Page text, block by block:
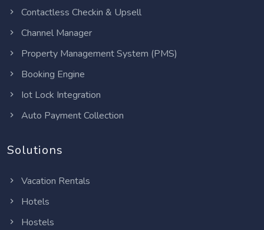
Contactless Checkin & Upsell
Channel Manager
Property Management System (PMS)
Booking Engine
Iot Lock Integration
Auto Payment Collection
Solutions
Vacation Rentals
Hotels
Hostels